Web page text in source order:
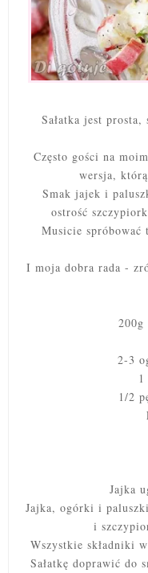
Sałatka jest
Często gości na
wersja,
Smak jajek i
ostrość
Musicie spróbować
I moja dobra rada -
200g
2-3
1/2
Jajka
Jajka, ogórki i
i
Wszystkie składniki
Sałatkę doprawić do